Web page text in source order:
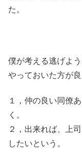
た。
僕が考える逃げよう
やっておいた方が良
１，仲の良い同僚
く。
２，出来れば、上
したいという。